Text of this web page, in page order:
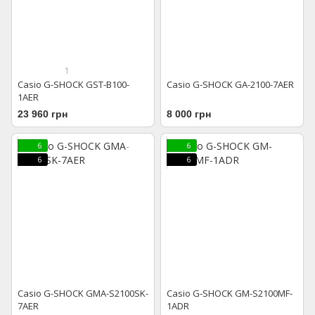
1
Casio G-SHOCK GST-B100-
1AER
23 960 грн
Casio G-SHOCK GA-2100-7AER
8 000 грн
6
6
Casio G-SHOCK GMA-S2100SK-
7AER
6
6
Casio G-SHOCK GM-S2100MF-
1ADR